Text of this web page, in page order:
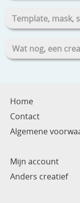
Template, mask,
Wat nog, een
Home
Contact
Algemene
Mijn account
Anders creatief